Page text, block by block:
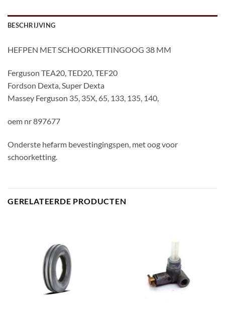
BESCHRIJVING
HEFPEN MET SCHOORKETTINGOOG 38 MM
Ferguson TEA20, TED20, TEF20
Fordson Dexta, Super Dexta
Massey Ferguson 35, 35X, 65, 133, 135, 140,
oem nr 897677
Onderste hefarm bevestingingspen, met oog voor
schoorketting.
GERELATEERDE PRODUCTEN